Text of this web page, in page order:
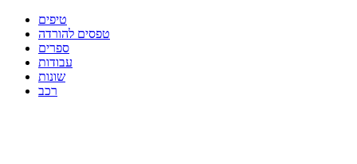
טיפים
טפסים להורדה
ספרים
עבודות
שונות
רכב